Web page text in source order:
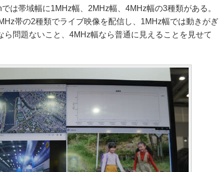
は帯域幅に1MHz幅、2MHz幅、4MHz幅の3種類がある。
帯の2種類でライブ映像を配信し、1MHz幅では動きがぎ
ら問題ないこと、4MHz幅なら普通に見えることを見せて